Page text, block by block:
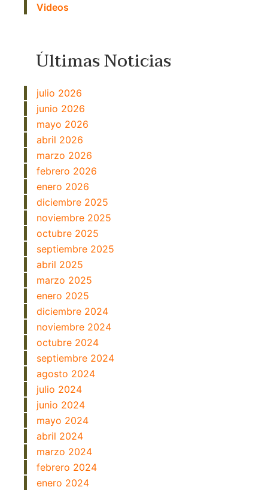
Videos
Últimas Noticias
julio 2026
junio 2026
mayo 2026
abril 2026
marzo 2026
febrero 2026
enero 2026
diciembre 2025
noviembre 2025
octubre 2025
septiembre 2025
abril 2025
marzo 2025
enero 2025
diciembre 2024
noviembre 2024
octubre 2024
septiembre 2024
agosto 2024
julio 2024
junio 2024
mayo 2024
abril 2024
marzo 2024
febrero 2024
enero 2024